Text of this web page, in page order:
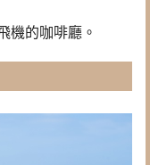
機的咖啡廳。